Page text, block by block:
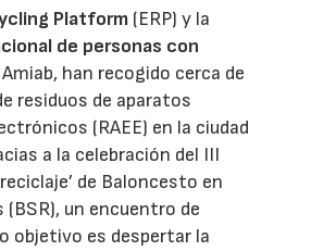
Platform (ERP) y la
de personas con
Amiab, han recogido cerca de
residuos de aparatos
(RAEE) en la ciudad
a la celebración del III
de Baloncesto en
(BSR), un encuentro de
objetivo es despertar la